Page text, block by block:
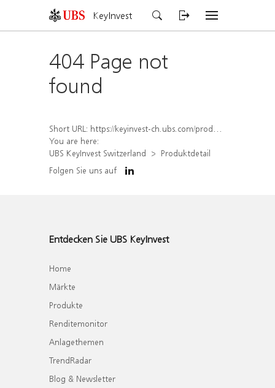
KeyInvest
404 Page not
found
Short URL: https://keyinvest-ch.ubs.com/produkt/detail/index/isin/CH1567395061
You are here:
UBS KeyInvest Switzerland
Produktdetail
Folgen Sie uns auf
Entdecken Sie UBS KeyInvest
Home
Märkte
Produkte
Renditemonitor
Anlagethemen
TrendRadar
Blog & Newsletter